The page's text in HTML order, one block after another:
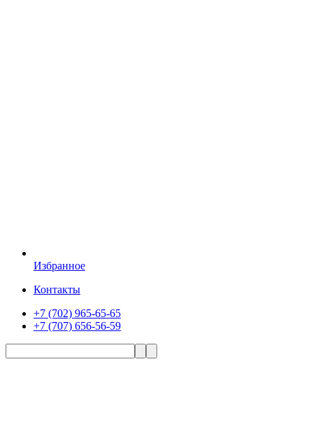
Избранное
Контакты
+7 (702) 965-65-65
+7 (707) 656-56-59